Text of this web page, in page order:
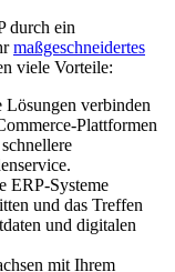
durch ein
maßgeschneidertes
viele Vorteile:
Lösungen verbinden
Plattformen
ERP-Systeme
und das Treffen
und digitalen
mit Ihrem